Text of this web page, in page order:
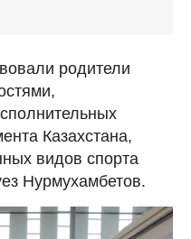
родители
Казахстана,
видов спорта
Нурмухамбетов.